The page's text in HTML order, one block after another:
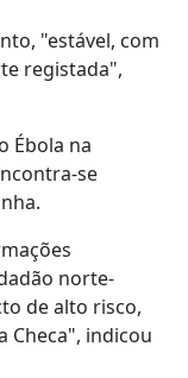
"estável, com
registada",
Ébola na
se
norte-
de alto risco,
Checa", indicou